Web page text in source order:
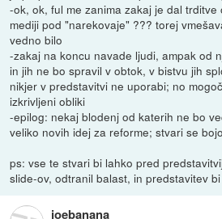
-ok, ok, ful me zanima zakaj je dal
mediji pod "narekovaje" ??? torej
vedno bilo
-zakaj na koncu navade ljudi, ampak od
in jih ne bo spravil v obtok, v bistvu jih
nikjer v predstavitvi ne uporabi; no
izkrivljeni obliki
-epilog: nekaj blodenj od katerih ne bo
veliko novih idej za reforme; stvari se
ps: vse te stvari bi lahko pred
slide-ov, odtranil balast, in predstavitev
joebanana